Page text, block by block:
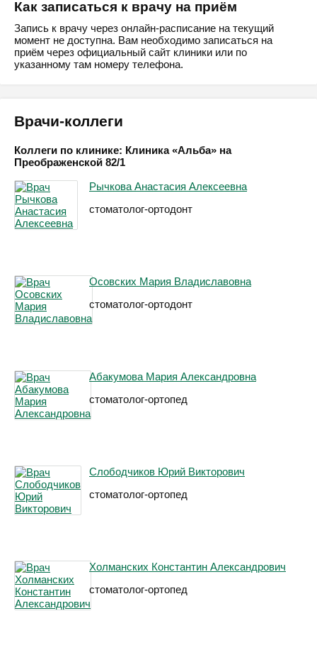
Как записаться к врачу на приём
Запись к врачу через онлайн-расписание на текущий
момент не доступна. Вам необходимо записаться на
приём через официальный сайт клиники или по
указанному там номеру телефона.
Врачи-коллеги
Коллеги по клинике: Клиника «Альба» на
Преображенской 82/1
Рычкова Анастасия Алексеевна
стоматолог-ортодонт
Осовских Мария Владиславовна
стоматолог-ортодонт
Абакумова Мария Александровна
стоматолог-ортопед
Слободчиков Юрий Викторович
стоматолог-ортопед
Холманских Константин Александрович
стоматолог-ортопед